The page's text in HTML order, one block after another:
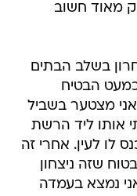
מאוד חשוב
בשלב הבתים
הבטיח
מצטער בשביל
אותו ליד הרשת
לו לעין. אחרי זה
שזה ניצחון
נמצא בעמדה